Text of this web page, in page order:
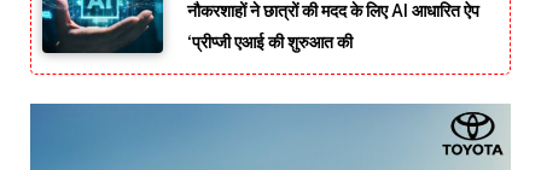
नौकरशाहों ने छात्रों की मदद के लिए AI आधारित ऐप
‘प्रीप्जी एआई की शुरुआत की